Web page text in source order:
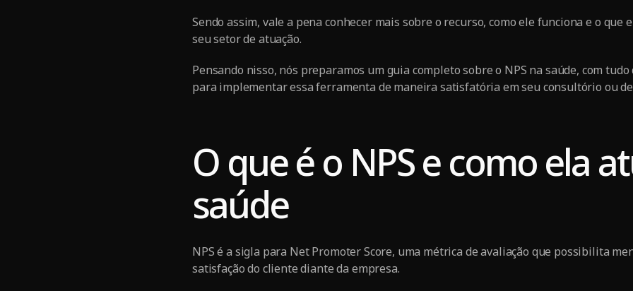
Sendo assim, vale a pena conhecer mais sobre o recurso, como ele funciona e o que
seu setor de atuação.
Pensando nisso, nós preparamos um guia completo sobre o NPS na saúde, com
para implementar essa ferramenta de maneira satisfatória em seu consultório ou
O que é o NPS e como ela
saúde
NPS é a sigla para Net Promoter Score, uma métrica de avaliação que possibilita
satisfação do cliente diante da empresa.